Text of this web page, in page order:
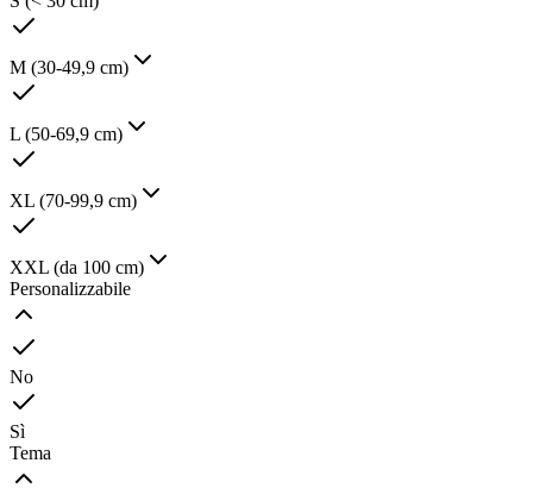
M (30-49,9 cm)
L (50-69,9 cm)
XL (70-99,9 cm)
XXL (da 100 cm)
Personalizzabile
No
Sì
Tema